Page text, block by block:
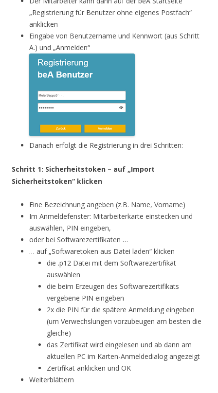
„Registrierung für Benutzer ohne eigenes Postfach“
anklicken
Eingabe von Benutzername und Kennwort (aus Schritt
A.) und „Anmelden“
Danach erfolgt die Registrierung in drei Schritten:
Schritt 1: Sicherheitstoken – auf „Import
Sicherheitstoken“ klicken
Eine Bezeichnung angeben (z.B. Name, Vorname)
Im Anmeldefenster: Mitarbeiterkarte einstecken und
auswählen, PIN eingeben,
oder bei Softwarezertifikaten …
… auf „Softwaretoken aus Datei laden“ klicken
die .p12 Datei mit dem Softwarezertifikat
auswählen
die beim Erzeugen des Softwarezertifikats
vergebene PIN eingeben
2x die PIN für die spätere Anmeldung eingeben
(um Verwechslungen vorzubeugen am besten die
gleiche)
das Zertifikat wird eingelesen und ab dann am
aktuellen PC im Karten-Anmeldedialog angezeigt
Zertifikat anklicken und OK
Weiterblättern